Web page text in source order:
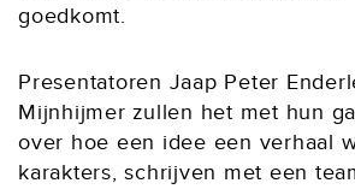
goedkomt.
Presentatoren Jaap Peter
Mijnhijmer zullen het met hun
over hoe een idee een verhaal
karakters, schrijven met een